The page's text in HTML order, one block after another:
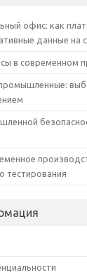
офис: как
данные на
в современном
тестирования